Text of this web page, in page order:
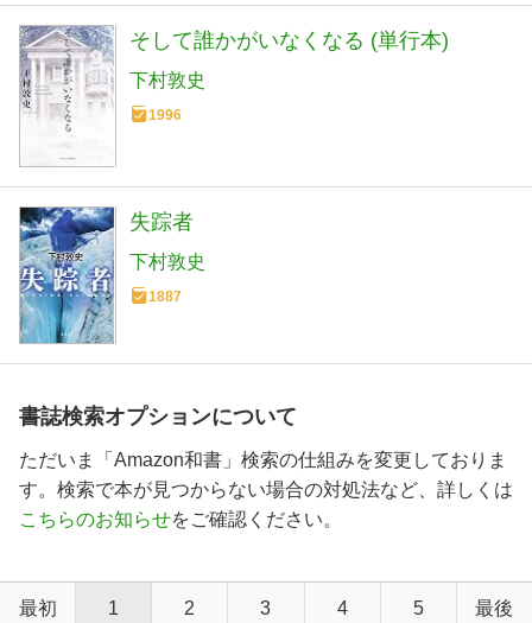
そして誰かがいなくなる (単行本)
下村敦史
1996
失踪者
下村敦史
1887
書誌検索オプションについて
ただいま「Amazon和書」検索の仕組みを変更しておりま
す。検索で本が見つからない場合の対処法など、詳しくは
こちらのお知らせをご確認ください。
最初 1 2 3 4 5 最後